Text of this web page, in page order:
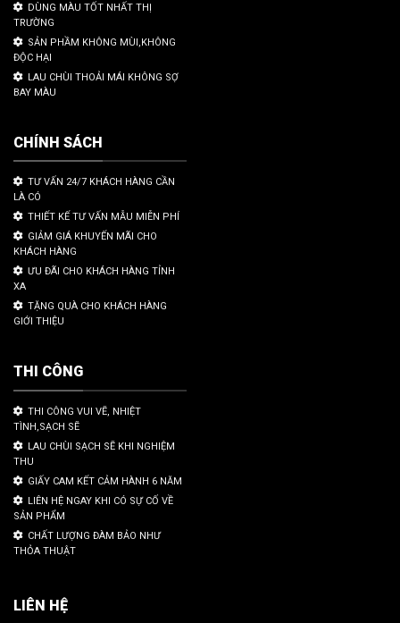
DÙNG MÀU TỐT NHẤT THỊ
TRƯỜNG
SẢN PHẦM KHÔNG MÙI,KHÔNG
ĐỘC HẠI
LAU CHÙI THOẢI MÁI KHÔNG SỢ
BAY MÀU
CHÍNH SÁCH
TƯ VẤN 24/7 KHÁCH HÀNG CẦN
LÀ CÓ
THIẾT KẾ TƯ VẤN MẪU MIỄN PHÍ
GIẢM GIÁ KHUYẾN MÃI CHO
KHÁCH HÀNG
ƯU ĐÃI CHO KHÁCH HÀNG TỈNH
XA
TẶNG QUÀ CHO KHÁCH HÀNG
GIỚI THIỆU
THI CÔNG
THI CÔNG VUI VẼ, NHIỆT
TÌNH,SẠCH SẼ
LAU CHÙI SẠCH SẼ KHI NGHIỆM
THU
GIẤY CAM KẾT CẢM HÀNH 6 NĂM
LIÊN HỆ NGAY KHI CÓ SỰ CỐ VỀ
SẢN PHẨM
CHẤT LƯỢNG ĐÀM BẢO NHƯ
THỎA THUẬT
LIÊN HỆ